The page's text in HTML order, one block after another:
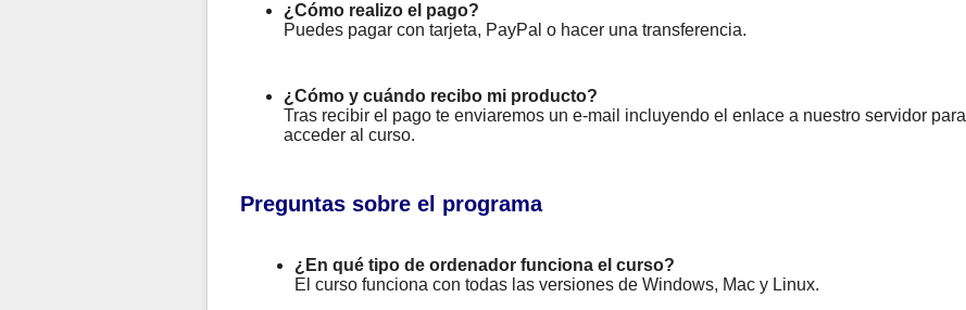
¿Cómo realizo el pago?
Puedes pagar con tarjeta, PayPal o hacer una transferencia.
¿Cómo y cuándo recibo mi producto?
Tras recibir el pago te enviaremos un e-mail incluyendo el enlace a nuestro servidor para
acceder al curso.
Preguntas sobre el programa
¿En qué tipo de ordenador funciona el curso?
El curso funciona con todas las versiones de Windows, Mac y Linux.